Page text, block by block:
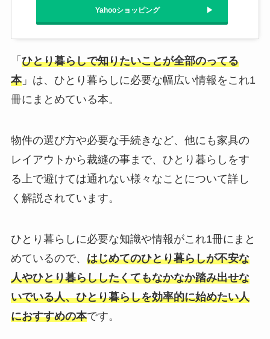
Yahooショッピング
「 ひとり暮らしで知りたいことが全部のってる
本」は、ひとり暮らしに必要な幅広い情報をこれ1
冊にまとめている本。
物件の選び方や必要な手続きなど、他にも家具の
レイアウトから裁縫の事まで、ひとり暮らしをす
る上で避けては通れない様々なことについて詳し
く解説されています。
ひとり暮らしに必要な知識や情報がこれ1冊にまと
めているので、 はじめてのひとり暮らしが不安な
人やひとり暮らししたくてもなかなか踏み出せな
いでいる人、ひとり暮らしを効率的に始めたい人
におすすめの本です。